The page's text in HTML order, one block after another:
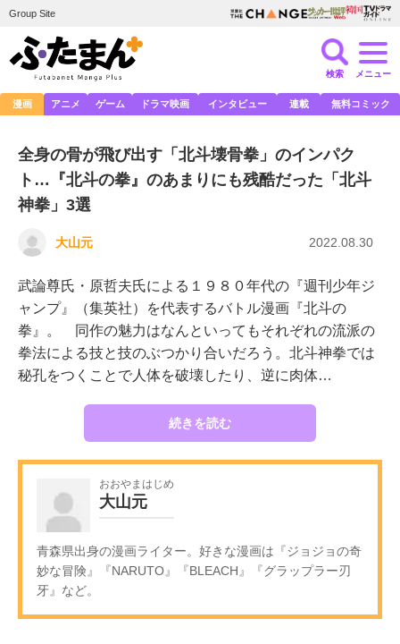
Group Site
検索 メニュー
漫画 アニメ ゲーム ドラマ映画 インタビュー 連載 無料コミック
全身の骨が飛び出す「北斗壊骨拳」のインパク
ト…『北斗の拳』のあまりにも残酷だった「北斗
神拳」3選
大山元 2022.08.30
武論尊氏・原哲夫氏による１９８０年代の『週刊少年ジ
ャンプ』（集英社）を代表するバトル漫画『北斗の
拳』。 同作の魅力はなんといってもそれぞれの流派の
拳法による技と技のぶつかり合いだろう。北斗神拳では
秘孔をつくことで人体を破壊したり、逆に肉体…
続きを読む
おおやまはじめ
大山元
青森県出身の漫画ライター。好きな漫画は『ジョジョの奇
妙な冒険』『NARUTO』『BLEACH』『グラップラー刃
牙』など。